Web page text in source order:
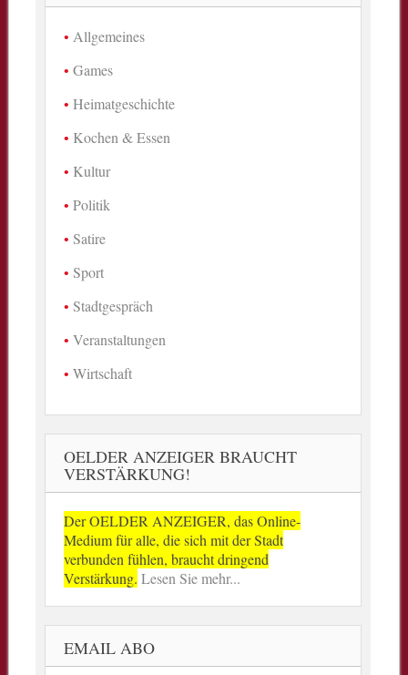
Allgemeines
Games
Heimatgeschichte
Kochen & Essen
Kultur
Politik
Satire
Sport
Stadtgespräch
Veranstaltungen
Wirtschaft
OELDER ANZEIGER BRAUCHT
VERSTÄRKUNG!
Der OELDER ANZEIGER, das Online-
Medium für alle, die sich mit der Stadt
verbunden fühlen, braucht dringend
Verstärkung. Lesen Sie mehr...
EMAIL ABO